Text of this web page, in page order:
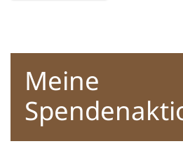
Meine